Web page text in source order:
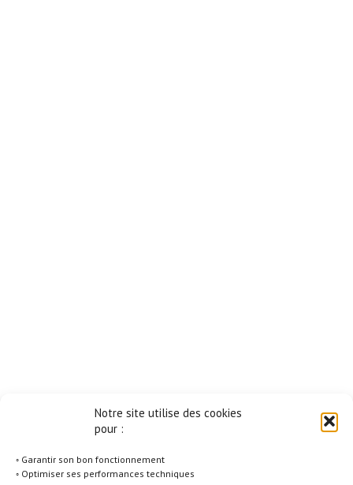
Notre site utilise des cookies
pour :
◦ Garantir son bon fonctionnement
◦ Optimiser ses performances techniques